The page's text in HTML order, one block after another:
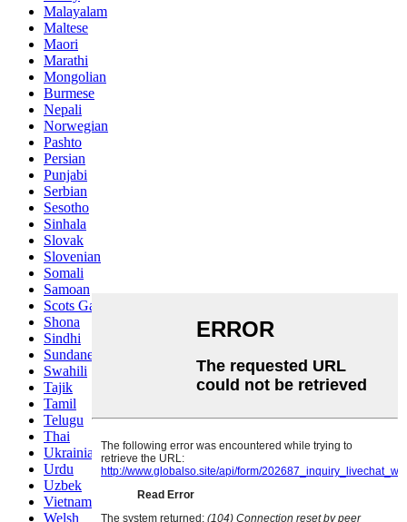
Malayalam
Maltese
Maori
Marathi
Mongolian
Burmese
Nepali
Norwegian
Pashto
Persian
Punjabi
Serbian
Sesotho
Sinhala
Slovak
Slovenian
Somali
Samoan
Scots Gaelic
Shona
Sindhi
Sundanese
Swahili
Tajik
Tamil
Telugu
Thai
Ukrainian
Urdu
Uzbek
Vietnamese
Welsh